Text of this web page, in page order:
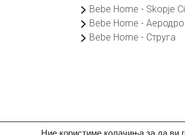
Bebe Home - Skopje
Bebe Home -
Bebe Home - Струга